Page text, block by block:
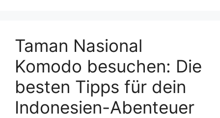
Taman Nasional
Komodo besuchen: Die
besten Tipps für dein
Indonesien-Abenteuer